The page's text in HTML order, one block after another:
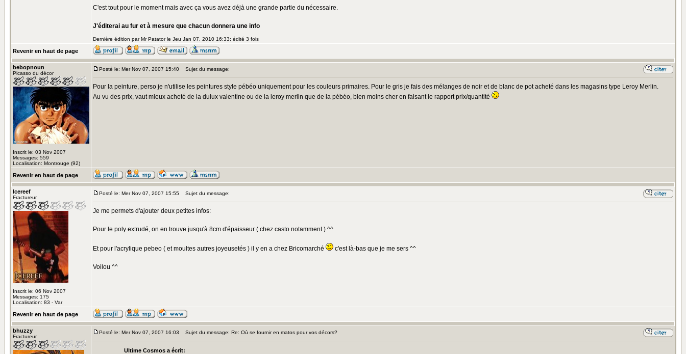
C'est tout pour le moment mais avec ça vous avez déjà une grande partie du nécessaire.
J'éditerai au fur et à mesure que chacun donnera une info
Dernière édition par Mr Patator le Jeu Jan 07, 2010 16:33; édité 3 fois
Revenir en haut de page
bebopnoun
Picasso du décor
Inscrit le: 03 Nov 2007
Messages: 559
Localisation: Montrouge (92)
Posté le: Mer Nov 07, 2007 15:40 Sujet du message:
Pour la peinture, perso je n'utilise les peintures style pébéo uniquement pour les couleurs primaires. Pour le gris je fais des mélanges de noir et de blanc de pot acheté dans les magasins type Leroy Merlin.
Au vu des prix, vaut mieux acheté de la dulux valentine ou de la leroy merlin que de la pébéo, bien moins cher en faisant le rapport prix/quantité
Revenir en haut de page
Icereef
Fractureur
Inscrit le: 06 Nov 2007
Messages: 175
Localisation: 83 - Var
Posté le: Mer Nov 07, 2007 15:55 Sujet du message:
Je me permets d'ajouter deux petites infos:
Pour le poly extrudé, on en trouve jusqu'à 8cm d'épaisseur ( chez casto notamment ) ^^
Et pour l'acrylique pebeo ( et moultes autres joyeusetés ) il y en a chez Bricomarché c'est là-bas que je me sers ^^
Voilou ^^
Revenir en haut de page
bhuzzy
Fractureur
Posté le: Mer Nov 07, 2007 16:03 Sujet du message: Re: Où se fournir en matos pour vos décors?
Ultime Cosmos a écrit: